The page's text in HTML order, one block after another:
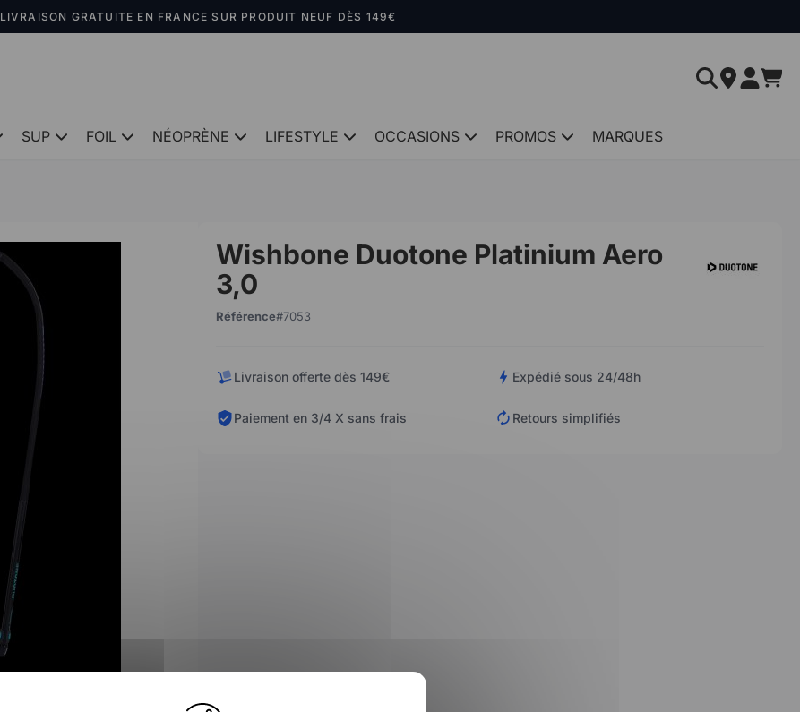
LIVRAISON GRATUITE EN FRANCE SUR PRODUIT NEUF DÈS 149€
SUP FOIL NÉOPRÈNE LIFESTYLE OCCASIONS PROMOS MARQUES
Wishbone Duotone Platinium Aero
3,0
Référence 7053
Livraison offerte dès 149€ Expédié sous 24/48h
Paiement en 3/4 X sans frais Retours simplifiés